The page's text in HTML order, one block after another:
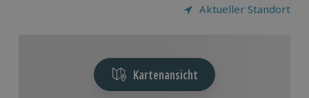
Aktueller Standort
Kartenansicht